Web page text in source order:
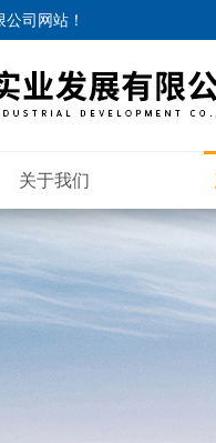
公司网站 ！
关于我们